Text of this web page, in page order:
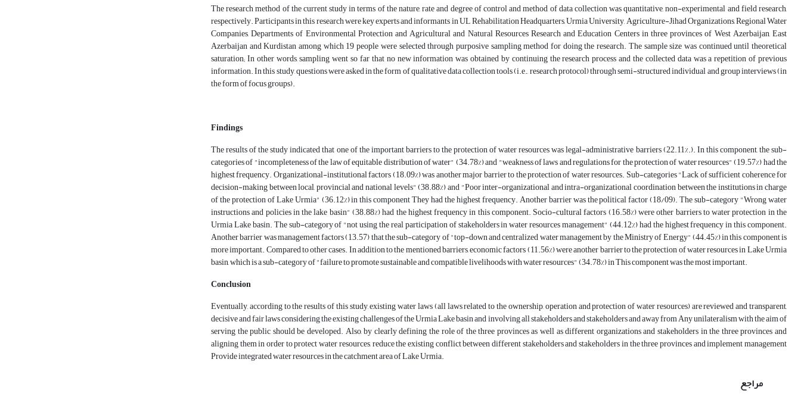
The research method of the current study in terms of the nature, rate and degree of control and method of data collection was quantitative, non-experimental and field research,
respectively. Participants in this research were key experts and informants in UL Rehabilitation Headquarters, Urmia University, Agriculture-Jihad Organizations, Regional Water
Companies, Departments of Environmental Protection and Agricultural and Natural Resources Research and Education Centers in three provinces of West Azerbaijan, East
Azerbaijan and Kurdistan among which 19 people were selected through purposive sampling method for doing the research. The sample size was continued until theoretical
saturation; In other words, sampling went so far that no new information was obtained by continuing the research process and the collected data was a repetition of previous
information. In this study, questions were asked in the form of qualitative data collection tools (i.e., research protocol) through semi-structured individual and group interviews (in
the form of focus groups).
Findings
The results of the study indicated that one of the important barriers to the protection of water resources was legal-administrative barriers (22.11%.). In this component, the sub-
categories of "incompleteness of the law of equitable distribution of water" (34.78%) and "weakness of laws and regulations for the protection of water resources" (19.57%) had the
highest frequency. Organizational-institutional factors (18.09%) was another major barrier to the protection of water resources. Sub-categories "Lack of sufficient coherence for
decision-making between local, provincial and national levels" (38.88%) and "Poor inter-organizational and intra-organizational coordination between the institutions in charge
of the protection of Lake Urmia" (36.12%) in this component They had the highest frequency. Another barrier was the political factor (18/09). The sub-category "Wrong water
instructions and policies in the lake basin" (38.88%) had the highest frequency in this component. Socio-cultural factors (16.58%) were other barriers to water protection in the
Urmia Lake basin. The sub-category of "not using the real participation of stakeholders in water resources management" (44.12%) had the highest frequency in this component.
Another barrier was management factors (13.57) that the sub-category of "top-down and centralized water management by the Ministry of Energy" (44.45%) in this component is
more important. Compared to other cases. In addition to the mentioned barriers, economic factors (11.56%) were another barrier to the protection of water resources in Lake Urmia
basin, which is a sub-category of "failure to promote sustainable and compatible livelihoods with water resources" (34.78%) in This component was the most important.
Conclusion
Eventually, according to the results of this study, existing water laws (all laws related to the ownership, operation and protection of water resources) are reviewed and transparent,
decisive and fair laws considering the existing challenges of the Urmia Lake basin and involving all stakeholders and stakeholders and away from Any unilateralism with the aim of
serving the public should be developed. Also, by clearly defining the role of the three provinces as well as different organizations and stakeholders in the three provinces and
aligning them in order to protect water resources, reduce the existing conflict between different stakeholders and stakeholders in the three provinces and implement management
Provide integrated water resources in the catchment area of Lake Urmia.
مراجع